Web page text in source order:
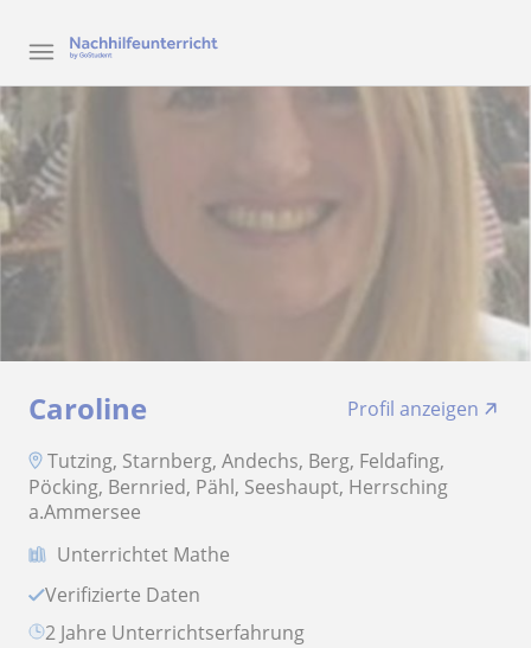
Caroline
Profil anzeigen
Tutzing, Starnberg, Andechs, Berg, Feldafing,
Pöcking, Bernried, Pähl, Seeshaupt, Herrsching
a.Ammersee
Unterrichtet Mathe
Verifizierte Daten
2 Jahre Unterrichtserfahrung